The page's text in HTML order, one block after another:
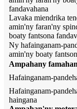
fandavahana
Lavaka miendrika
amin'ny faran'ny
boaty fantsona
Ny hafainganam-
amin'ny boaty
Ampahany
Hafainganam-
Hafainganam-
haingana